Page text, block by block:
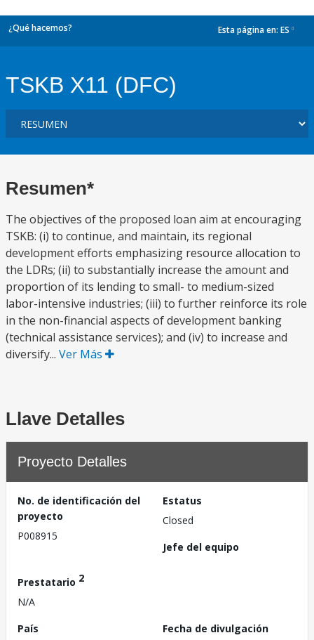
¿Qué hacemos? Esta página en: ES
TSKB X11 (DFC)
Resumen*
The objectives of the proposed loan aim at encouraging
TSKB: (i) to continue, and maintain, its regional
development efforts emphasizing resource allocation to
the LDRs; (ii) to substantially increase the amount and
proportion of its lending to small- to medium-sized
labor-intensive industries; (iii) to further reinforce its role
in the non-financial aspects of development banking
(technical assistance services); and (iv) to increase and
diversify... Ver Más
Llave Detalles
Proyecto Detalles
No. de identificación del
proyecto
P008915
Estatus
Closed
Jefe del equipo
Prestatario 2
N/A
País
Fecha de divulgación